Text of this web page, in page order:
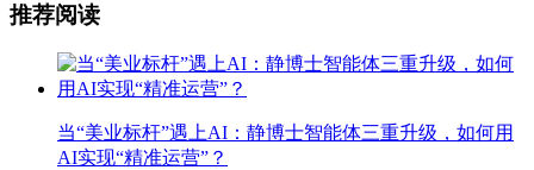
推荐阅读
当“美业标杆”遇上AI：静博士智能体三重升级，如何用
AI实现“精准运营”？